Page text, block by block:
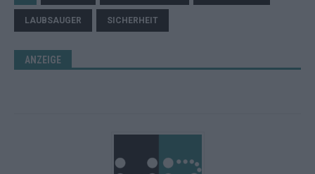
LAUBSAUGER SICHERHEIT
ANZEIGE